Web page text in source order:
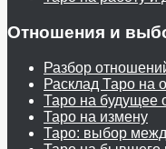
Отношения и
Разбор
Расклад Таро на
Таро на будущее
Таро на измену
Таро: выбор